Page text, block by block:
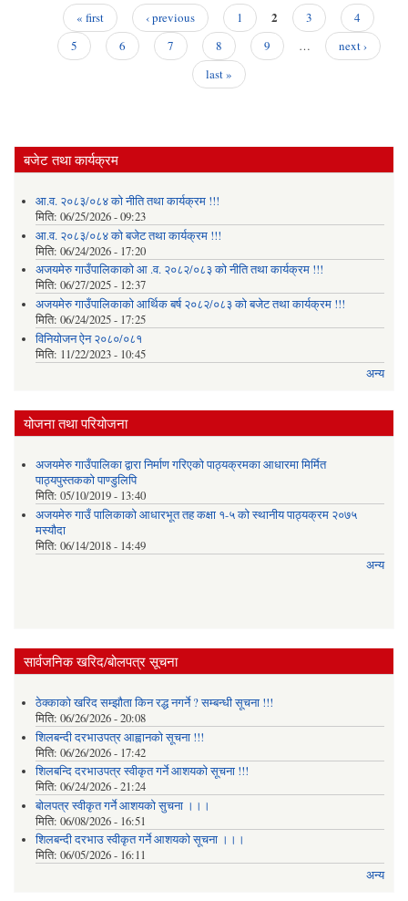
« first ‹ previous 1 2 3
4
5
6 7 8 9 …
next ›
last »
बजेट तथा कार्यक्रम
आ.व. २०८३/०८४ को नीति तथा कार्यक्रम !!!
मिति: 06/25/2026 - 09:23
आ.व. २०८३/०८४ को बजेट तथा कार्यक्रम !!!
मिति: 06/24/2026 - 17:20
अजयमेरु गाउँपालिकाको आ .व. २०८२/०८३ को नीति तथा कार्यक्रम !!!
मिति: 06/27/2025 - 12:37
अजयमेरु गाउँपालिकाको आर्थिक बर्ष २०८२/०८३ को बजेट तथा कार्यक्रम !!!
मिति: 06/24/2025 - 17:25
विनियोजन ऐन २०८०/०८१
मिति: 11/22/2023 - 10:45
अन्य
योजना तथा परियोजना
अजयमेरु गाउँपालिका द्वारा निर्माण गरिएको पाठ्यक्रमका आधारमा मिर्मित
पाठ्यपुस्तकको पाण्डुलिपि
मिति: 05/10/2019 - 13:40
अजयमेरु गाउँ पालिकाको आधारभूत तह कक्षा १-५ को स्थानीय पाठ्यक्रम २०७५
मस्यौदा
मिति: 06/14/2018 - 14:49
अन्य
सार्वजनिक खरिद/बोलपत्र सूचना
ठेक्काको खरिद सम्झौता किन रद्ध नगर्ने ? सम्बन्धी सूचना !!!
मिति: 06/26/2026 - 20:08
शिलबन्दी दरभाउपत्र आह्वानको सूचना !!!
मिति: 06/26/2026 - 17:42
शिलबन्दि दरभाउपत्र स्वीकृत गर्ने आशयकाे सूचना !!!
मिति: 06/24/2026 - 21:24
बोलपत्र स्वीकृत गर्ने आशयको सुचना ।।।
मिति: 06/08/2026 - 16:51
शिलबन्दी दरभाउ स्वीकृत गर्ने आशयको सूचना ।।।
मिति: 06/05/2026 - 16:11
अन्य